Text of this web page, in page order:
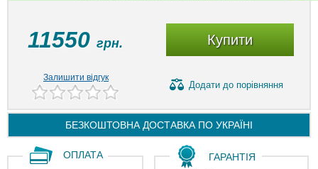
11550 грн. Купити
Залишити відгук
Додати до порівняння
БЕЗКОШТОВНА ДОСТАВКА ПО УКРАЇНІ
ОПЛАТА ГАРАНТІЯ